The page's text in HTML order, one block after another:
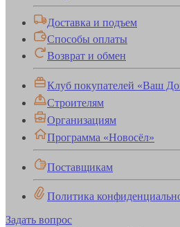
Доставка и подъем
Способы оплаты
Возврат и обмен
Клуб покупателей «Ваш
Строителям
Организациям
Программа «Новосёл»
Поставщикам
Политика
Задать вопрос